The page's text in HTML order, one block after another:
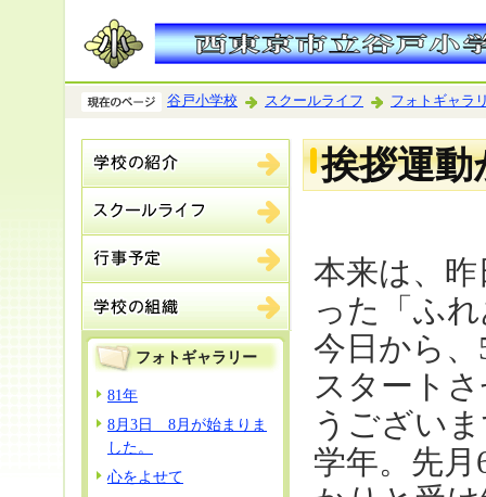
谷戸小学校 スクールライフ フォトギャラ
フォトギャラリー
81年
8月3日 8月が始まりま
した。
心をよせて
挨拶運
本来は、
った「ふ
今日から
スタート
うござい
学年。先